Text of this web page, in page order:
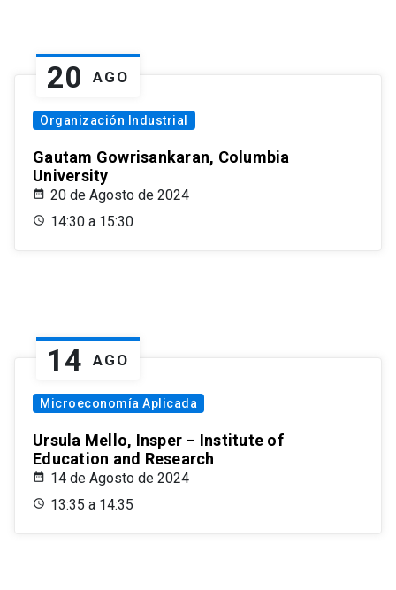
20 AGO
Organización Industrial
Gautam Gowrisankaran, Columbia
University
20 de Agosto de 2024
14:30 a 15:30
14 AGO
Microeconomía Aplicada
Ursula Mello, Insper – Institute of
Education and Research
14 de Agosto de 2024
13:35 a 14:35